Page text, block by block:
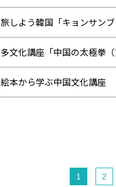
旅しよう韓国「キョンサンブ
多文化講座「中国の太極拳（
絵本から学ぶ中国文化講座
1 2